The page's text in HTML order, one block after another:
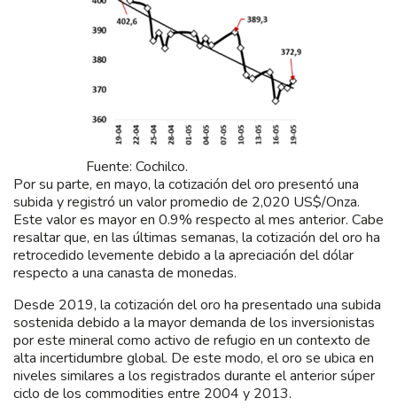
Fuente: Cochilco.
Por su parte, en mayo, la cotización del oro presentó una
subida y registró un valor promedio de 2,020 US$/Onza.
Este valor es mayor en 0.9% respecto al mes anterior. Cabe
resaltar que, en las últimas semanas, la cotización del oro ha
retrocedido levemente debido a la apreciación del dólar
respecto a una canasta de monedas.
Desde 2019, la cotización del oro ha presentado una subida
sostenida debido a la mayor demanda de los inversionistas
por este mineral como activo de refugio en un contexto de
alta incertidumbre global. De este modo, el oro se ubica en
niveles similares a los registrados durante el anterior súper
ciclo de los commodities entre 2004 y 2013.